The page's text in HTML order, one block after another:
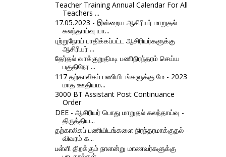
Teacher Training Annual Calendar For All
Teachers ...
17.05.2023 - இன்றைய ஆசிரியர் மாறுதல்
கலந்தாய்வு யா...
புற்றுநோய் பாதிக்கப்பட்ட ஆசிரியர்களுக்கு
ஆசிரியர் ...
தேர்தல் வாக்குறுதிபடி பணிநிரந்தரம் செய்ய
பகுதிநேர ...
117 தற்காலிகப் பணியிடங்களுக்கு மே - 2023
மாத ஊதியம...
3000 BT Assistant Post Continuance
Order
DEE - ஆசிரியர் பொது மாறுதல் கலந்தாய்வு -
திருத்திய...
தற்காலிகப் பணியிடங்களை நிரந்தரமாக்குதல் -
விவரம் க...
பள்ளி திறக்கும் நாளன்று மாணவர்களுக்கு